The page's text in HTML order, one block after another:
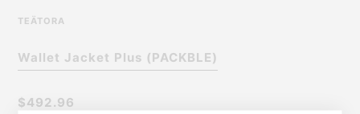
TEÄTORA
Wallet Jacket Plus (PACKBLE)
$492.96